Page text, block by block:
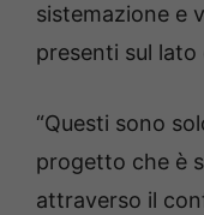
sistemazione e
presenti sul
“Questi sono
progetto che è
attraverso il